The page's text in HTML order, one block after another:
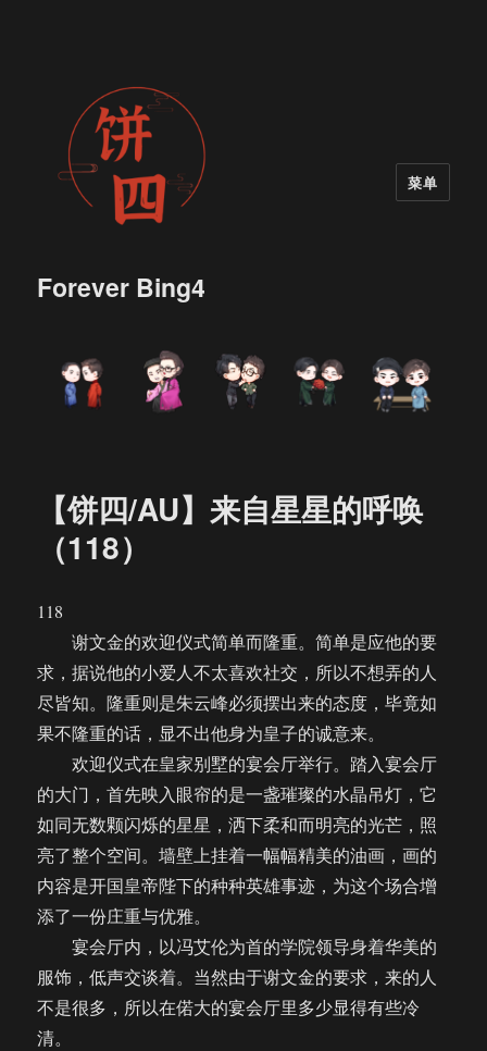
Forever Bing4
菜单
【饼四/AU】来自星星的呼唤
（118）
118
谢文金的欢迎仪式简单而隆重。简单是应他的要
求，据说他的小爱人不太喜欢社交，所以不想弄的人
尽皆知。隆重则是朱云峰必须摆出来的态度，毕竟如
果不隆重的话，显不出他身为皇子的诚意来。
欢迎仪式在皇家别墅的宴会厅举行。踏入宴会厅
的大门，首先映入眼帘的是一盏璀璨的水晶吊灯，它
如同无数颗闪烁的星星，洒下柔和而明亮的光芒，照
亮了整个空间。墙壁上挂着一幅幅精美的油画，画的
内容是开国皇帝陛下的种种英雄事迹，为这个场合增
添了一份庄重与优雅。
宴会厅内，以冯艾伦为首的学院领导身着华美的
服饰，低声交谈着。当然由于谢文金的要求，来的人
不是很多，所以在偌大的宴会厅里多少显得有些冷
清。